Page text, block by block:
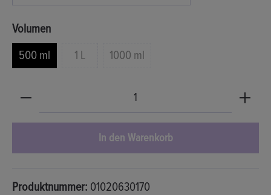
Volumenauswählen
500 ml
1 L(Diese Option ist zurzeit nicht verfügbar.)
1000 ml(Diese Option ist zurzeit nicht
Produkt Anzahl: Gib den gewünschten Wert ein
In den Warenkorb
Produktnummer: 01020630170